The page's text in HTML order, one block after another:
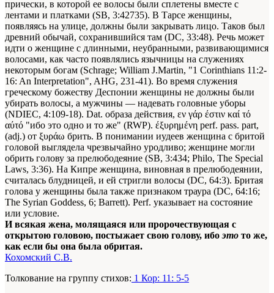
прически, в которой ее волосы были сплетены вместе с
лентами и платками (SB, 3:42735). В Тарсе женщины,
появляясь на улице, должны были закрывать лицо. Таков был
древний обычай, сохранившийся там (DC, 33:48). Речь может
идти о женщине с длинными, неубранными, развивающимися
волосами, как часто появлялись язычницы на служениях
некоторым богам (Schrage; William J.Martin, "1 Corinthians 11:2-
16: An Interpretation", AHG, 231-41). Во время служения
греческому божеству Деспонии женщины не должны были
убирать волосы, а мужчины — надевать головные уборы
(NDIEC, 4:109-18). Dat. образа действия, εν γάρ έστιν καί τό
αύτό "ибо это одно и то же" (RWP). έξυρημένη perf. pass. part,
(adj.) от ξυράω брить. В понимании иудеев женщина с бритой
головой выглядела чрезвычайно уродливо; женщине могли
обрить голову за прелюбодеяние (SB, 3:434; Philo, The Special
Laws, 3:36). На Кипре женщина, виновная в прелюбодеянии,
считалась блудницей, и ей стригли волосы (DC, 64:3). Бритая
голова у женщины была также признаком траура (DC, 64:16;
The Syrian Goddess, 6; Barrett). Perf. указывает на состояние
или условие.
И всякая жена, молящаяся или пророчествующая с
открытою головою, постыжает свою голову, ибоэто то же,
как если бы она была обритая.
Кохомский С.В.
Толкование на группу стихов: 1 Кор: 11: 5-5